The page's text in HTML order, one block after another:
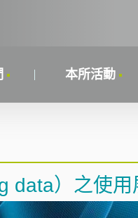
本所活動
data）之使